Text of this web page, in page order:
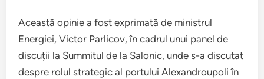
Această opinie a fost exprimată de ministrul
Energiei, Victor Parlicov, în cadrul unui panel de
discuții la Summitul de la Salonic, unde s-a discutat
despre rolul strategic al portului Alexandroupoli în